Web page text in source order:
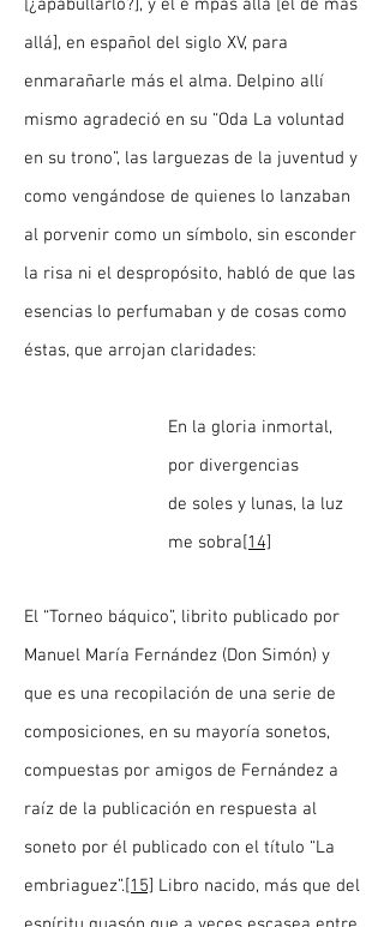
[¿apabullarlo?], y el e mpas allá [el de más
allá], en español del siglo XV, para
enmarañarle más el alma. Delpino allí
mismo agradeció en su “Oda La voluntad
en su trono”, las larguezas de la juventud y
como vengándose de quienes lo lanzaban
al porvenir como un símbolo, sin esconder
la risa ni el despropósito, habló de que las
esencias lo perfumaban y de cosas como
éstas, que arrojan claridades:
En la gloria inmortal,
por divergencias
de soles y lunas, la luz
me sobra[14]
El “Torneo báquico”, librito publicado por
Manuel María Fernández (Don Simón) y
que es una recopilación de una serie de
composiciones, en su mayoría sonetos,
compuestas por amigos de Fernández a
raíz de la publicación en respuesta al
soneto por él publicado con el título “La
embriaguez”.[15] Libro nacido, más que del